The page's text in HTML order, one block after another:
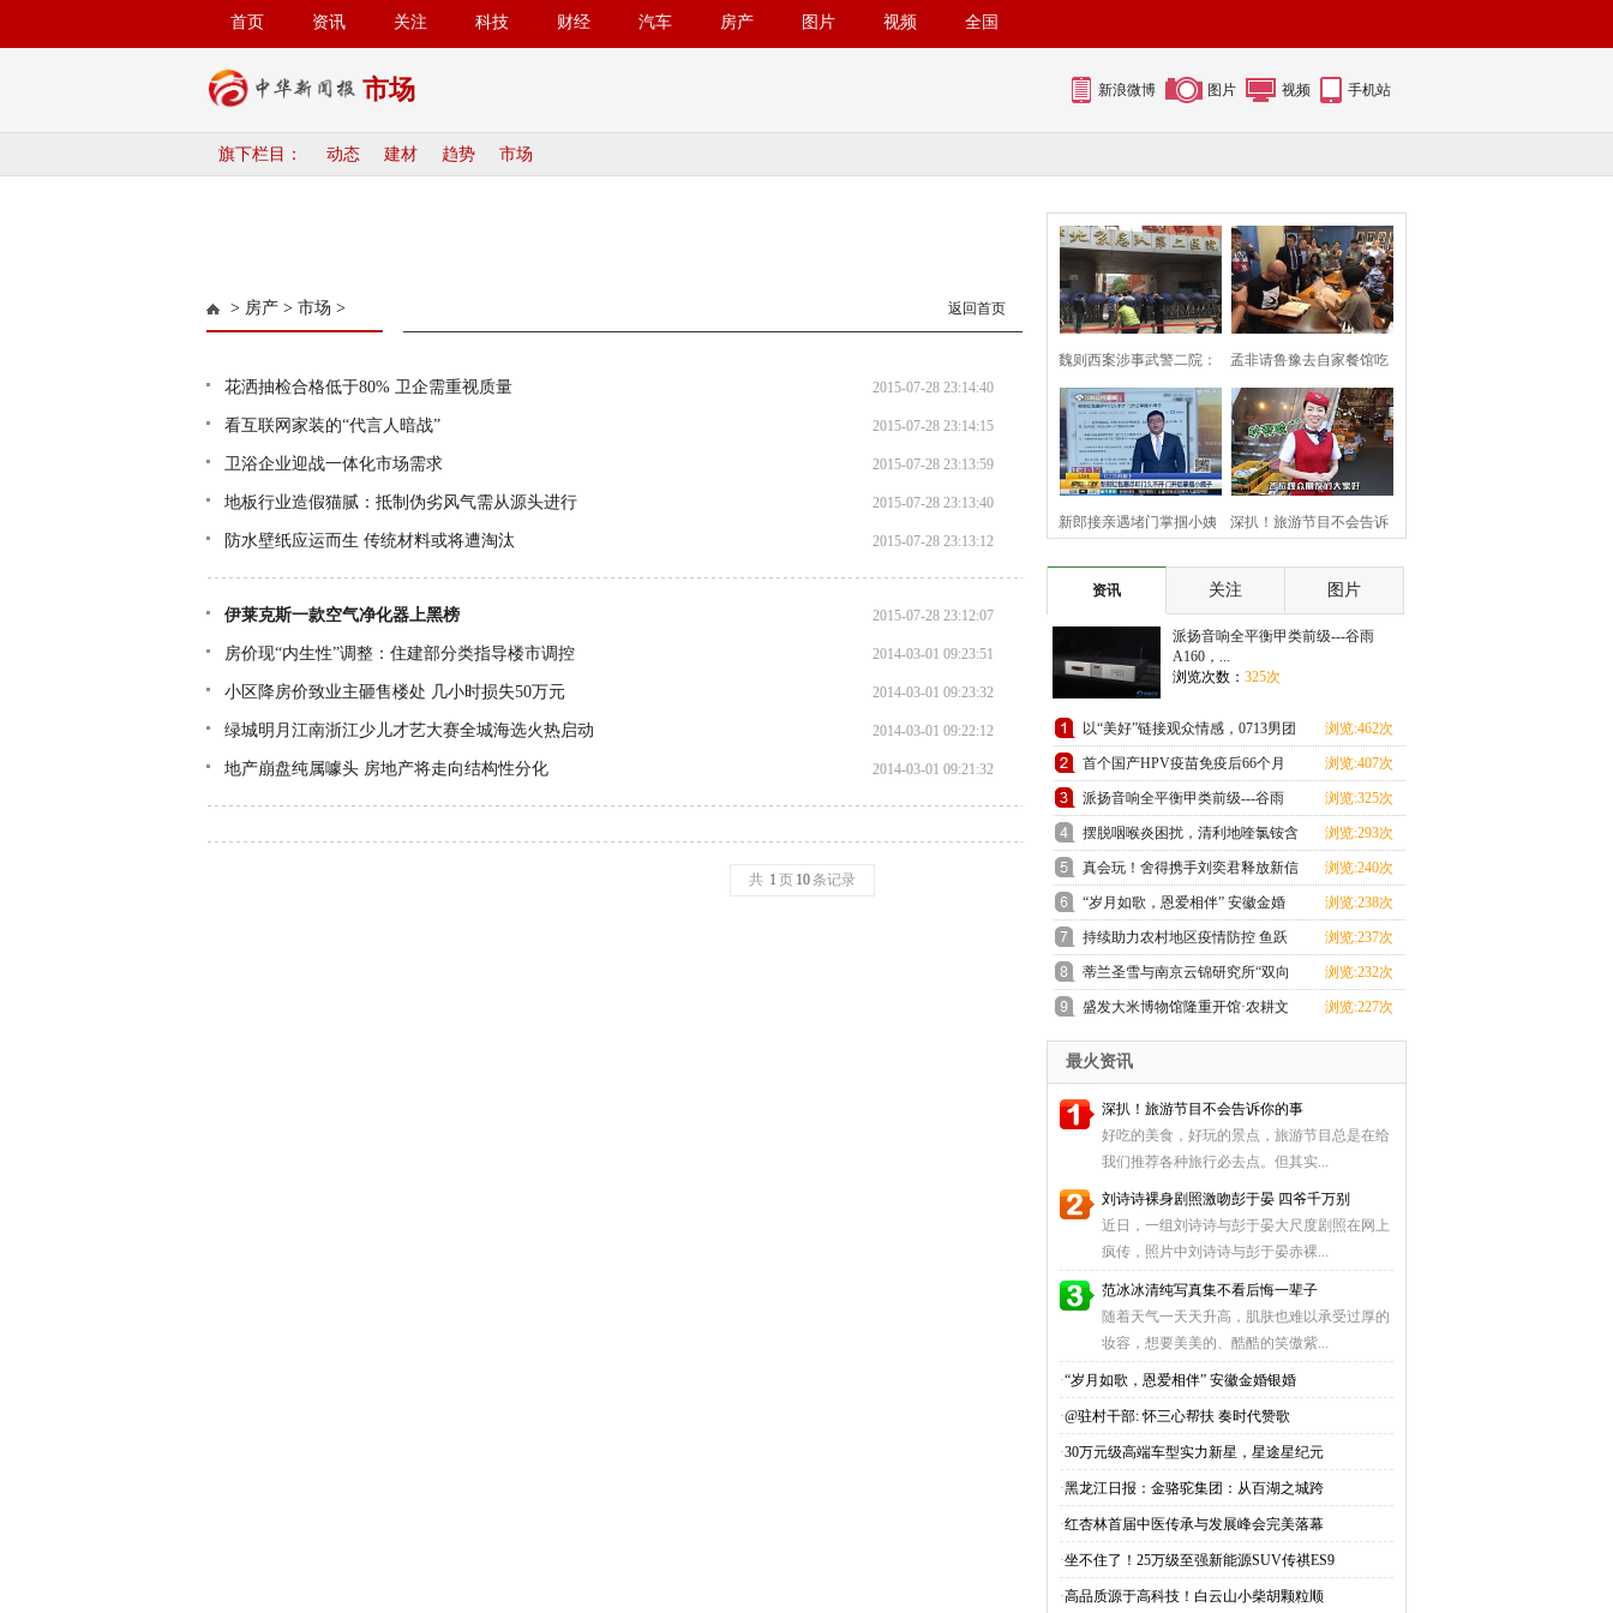
首页 资讯 关注 科技 财经 汽车 房产 图片 视频 全国
市场 新浪微博 图片 视频 手机站
旗下栏目： 动态 建材 趋势 市场
> 房产 > 市场 > 返回首页
花洒抽检合格低于80% 卫企需重视质量 2015-07-28 23:14:40
看互联网家装的“代言人暗战” 2015-07-28 23:14:15
卫浴企业迎战一体化市场需求 2015-07-28 23:13:59
地板行业造假猫腻：抵制伪劣风气需从源头进行 2015-07-28 23:13:40
防水壁纸应运而生 传统材料或将遭淘汰 2015-07-28 23:13:12
伊莱克斯一款空气净化器上黑榜 2015-07-28 23:12:07
房价现“内生性”调整：住建部分类指导楼市调控 2014-03-01 09:23:51
小区降房价致业主砸售楼处 几小时损失50万元 2014-03-01 09:23:32
绿城明月江南浙江少儿才艺大赛全城海选火热启动 2014-03-01 09:22:12
地产崩盘纯属噱头 房地产将走向结构性分化 2014-03-01 09:21:32
共 1 页 10条记录
魏则西案涉事武警二院：
保安用雨伞挡
孟非请鲁豫去自家餐馆吃
面 两人相谈甚
新郎接亲遇堵门掌掴小姨 深扒！旅游节目不会告诉
资讯
关注 图片
派扬音响全平衡甲类前级---谷雨
A160，...
浏览次数： 325次
以“美好”链接观众情感，0713男团
助攻沱牌开年
浏览:462次
首个国产HPV疫苗免疫后66个月
保护率100%
浏览:407次
派扬音响全平衡甲类前级---谷雨
A160，搭载ESS903
浏览:325次
摆脱咽喉炎困扰，清利地喹氯铵含
片助力健康生活
浏览:293次
真会玩！舍得携手刘奕君释放新信
号，品牌精神引
浏览:240次
“岁月如歌，恩爱相伴” 安徽金婚
银婚集体婚礼庆
浏览:238次
持续助力农村地区疫情防控 鱼跃
医疗再次捐赠7千
浏览:237次
蒂兰圣雪与南京云锦研究所“双向
奔赴”，堪称品
浏览:232次
盛发大米博物馆隆重开馆·农耕文
化深刻展示
浏览:227次
最火资讯
深扒！旅游节目不会告诉你的事
好吃的美食，好玩的景点，旅游节目总是在给
我们推荐各种旅行必去点。但其实...
刘诗诗裸身剧照激吻彭于晏 四爷千万别
近日，一组刘诗诗与彭于晏大尺度剧照在网上
疯传，照片中刘诗诗与彭于晏赤裸...
范冰冰清纯写真集不看后悔一辈子
随着天气一天天升高，肌肤也难以承受过厚的
妆容，想要美美的、酷酷的笑傲紫...
·“岁月如歌，恩爱相伴” 安徽金婚银婚
·@驻村干部: 怀三心帮扶 奏时代赞歌
·30万元级高端车型实力新星，星途星纪元
·黑龙江日报：金骆驼集团：从百湖之城跨
·红杏林首届中医传承与发展峰会完美落幕
·坐不住了！25万级至强新能源SUV传祺ES9
·高品质源于高科技！白云山小柴胡颗粒顺